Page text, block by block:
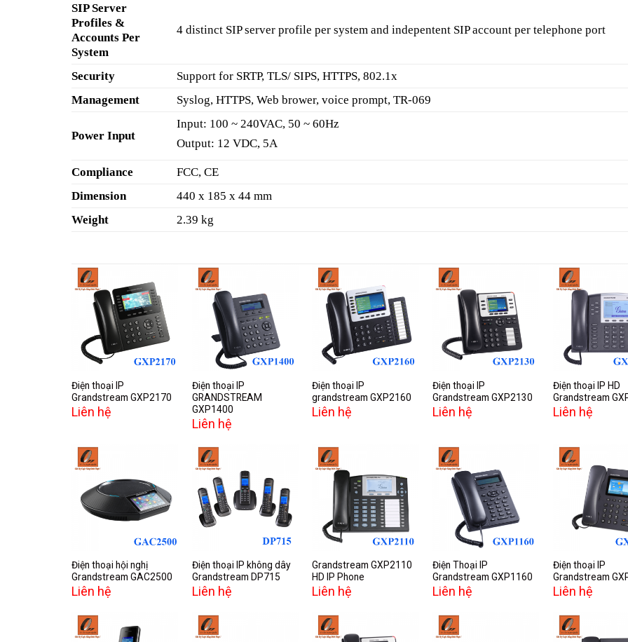
SIP Server
Profiles &
Accounts Per
System
4 distinct SIP server profile per system and indepentent SIP account per telephone port
Security
Support for SRTP, TLS/ SIPS, HTTPS, 802.1x
Management
Syslog, HTTPS, Web brower, voice prompt, TR-069
Power Input
Input: 100 ~ 240VAC, 50 ~ 60Hz
Output: 12 VDC, 5A
Compliance
FCC, CE
Dimension
440 x 185 x 44 mm
Weight
2.39 kg
Add to
wishlist
Điện thoại IP
Grandstream GXP2170
Liên hệ
Add to
wishlist
Điện thoại IP
GRANDSTREAM
GXP1400
Liên hệ
Add to
wishlist
Điện thoại IP
grandstream GXP2160
Liên hệ
Add to
wishlist
Điện thoại IP
Grandstream GXP2130
Liên hệ
Điện thoại IP HD
Grandstream
Liên hệ
Add to
wishlist
Điện thoại hội nghị
Grandstream GAC2500
Liên hệ
Add to
wishlist
Điện thoại IP không dây
Grandstream DP715
Liên hệ
Add to
wishlist
Grandstream GXP2110
HD IP Phone
Liên hệ
Add to
wishlist
Điện Thoại IP
Grandstream GXP1160
Liên hệ
Điện thoại IP
Grandstream
Liên hệ